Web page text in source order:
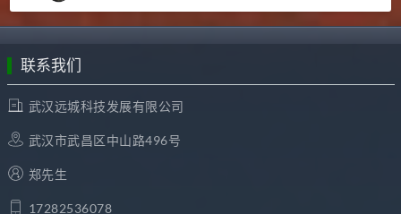
联系我们
武汉远城科技发展有限公司
武汉市武昌区中山路496号
郑先生
17282536078